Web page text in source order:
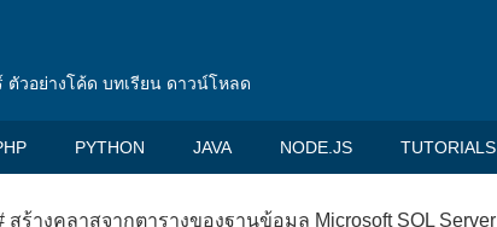
ตัวอย่างโค้ด บทเรียน ดาวน์โหลด
PYTHON JAVA NODE.JS TUTORIALS
สร้างคลาสจากตารางของฐานข้อมูล Microsoft SQL